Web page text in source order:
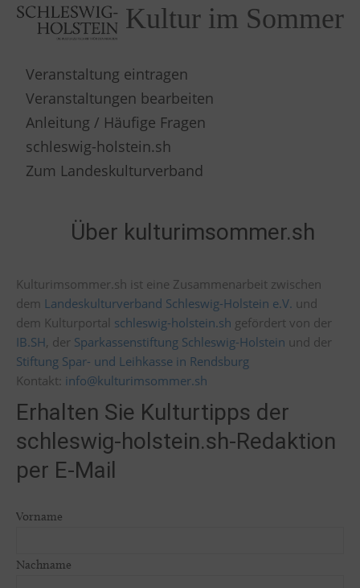
Kultur im Sommer
Veranstaltung eintragen
Veranstaltungen bearbeiten
Anleitung / Häufige Fragen
schleswig-holstein.sh
Zum Landeskulturverband
Über kulturimsommer.sh
Kulturimsommer.sh ist eine Zusammenarbeit zwischen
dem Landeskulturverband Schleswig-Holstein e.V. und
dem Kulturportal schleswig-holstein.sh gefördert von der
IB.SH, der Sparkassenstiftung Schleswig-Holstein und der
Stiftung Spar- und Leihkasse in Rendsburg
Kontakt: info@kulturimsommer.sh
Erhalten Sie Kulturtipps der
schleswig-holstein.sh-Redaktion
per E-Mail
Vorname
Nachname